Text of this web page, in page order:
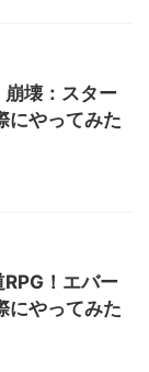
壊：スター
にやってみた
！エバー
にやってみた